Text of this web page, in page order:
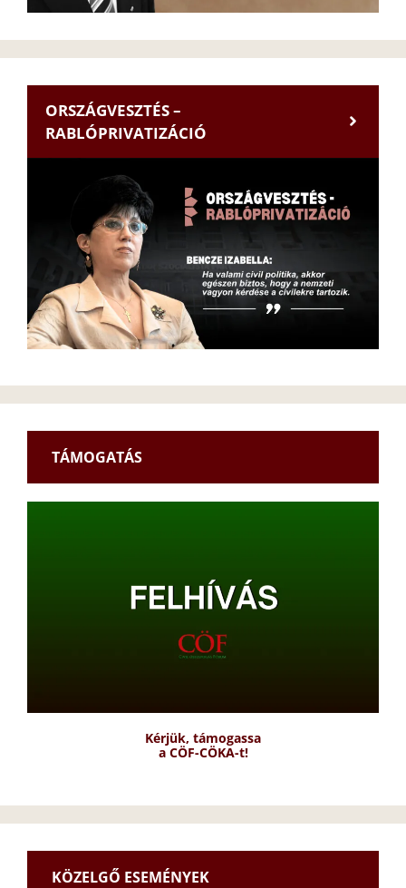
ORSZÁGVESZTÉS –
RABLÓPRIVATIZÁCIÓ
TÁMOGATÁS
Kérjük, támogassa
a CÖF-CÖKA-t!
KÖZELGŐ ESEMÉNYEK